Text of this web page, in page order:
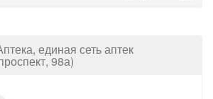
единая сеть аптек
98а)